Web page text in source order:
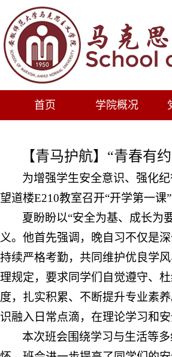
首页 学院概况
【青马护航】“青春
为增强学生安全意识、强化
望道楼E210教室召开“开学第一
夏盼盼以“安全为基、成长为
义。他首先强调，晚自习不仅是
持续严格考勤，共同维护优良学
理规定，要求同学们自觉遵守、
度，扎实积累、不断提升专业素
识融入日常点滴，在理论学习和
本次班会围绕学习与生活等